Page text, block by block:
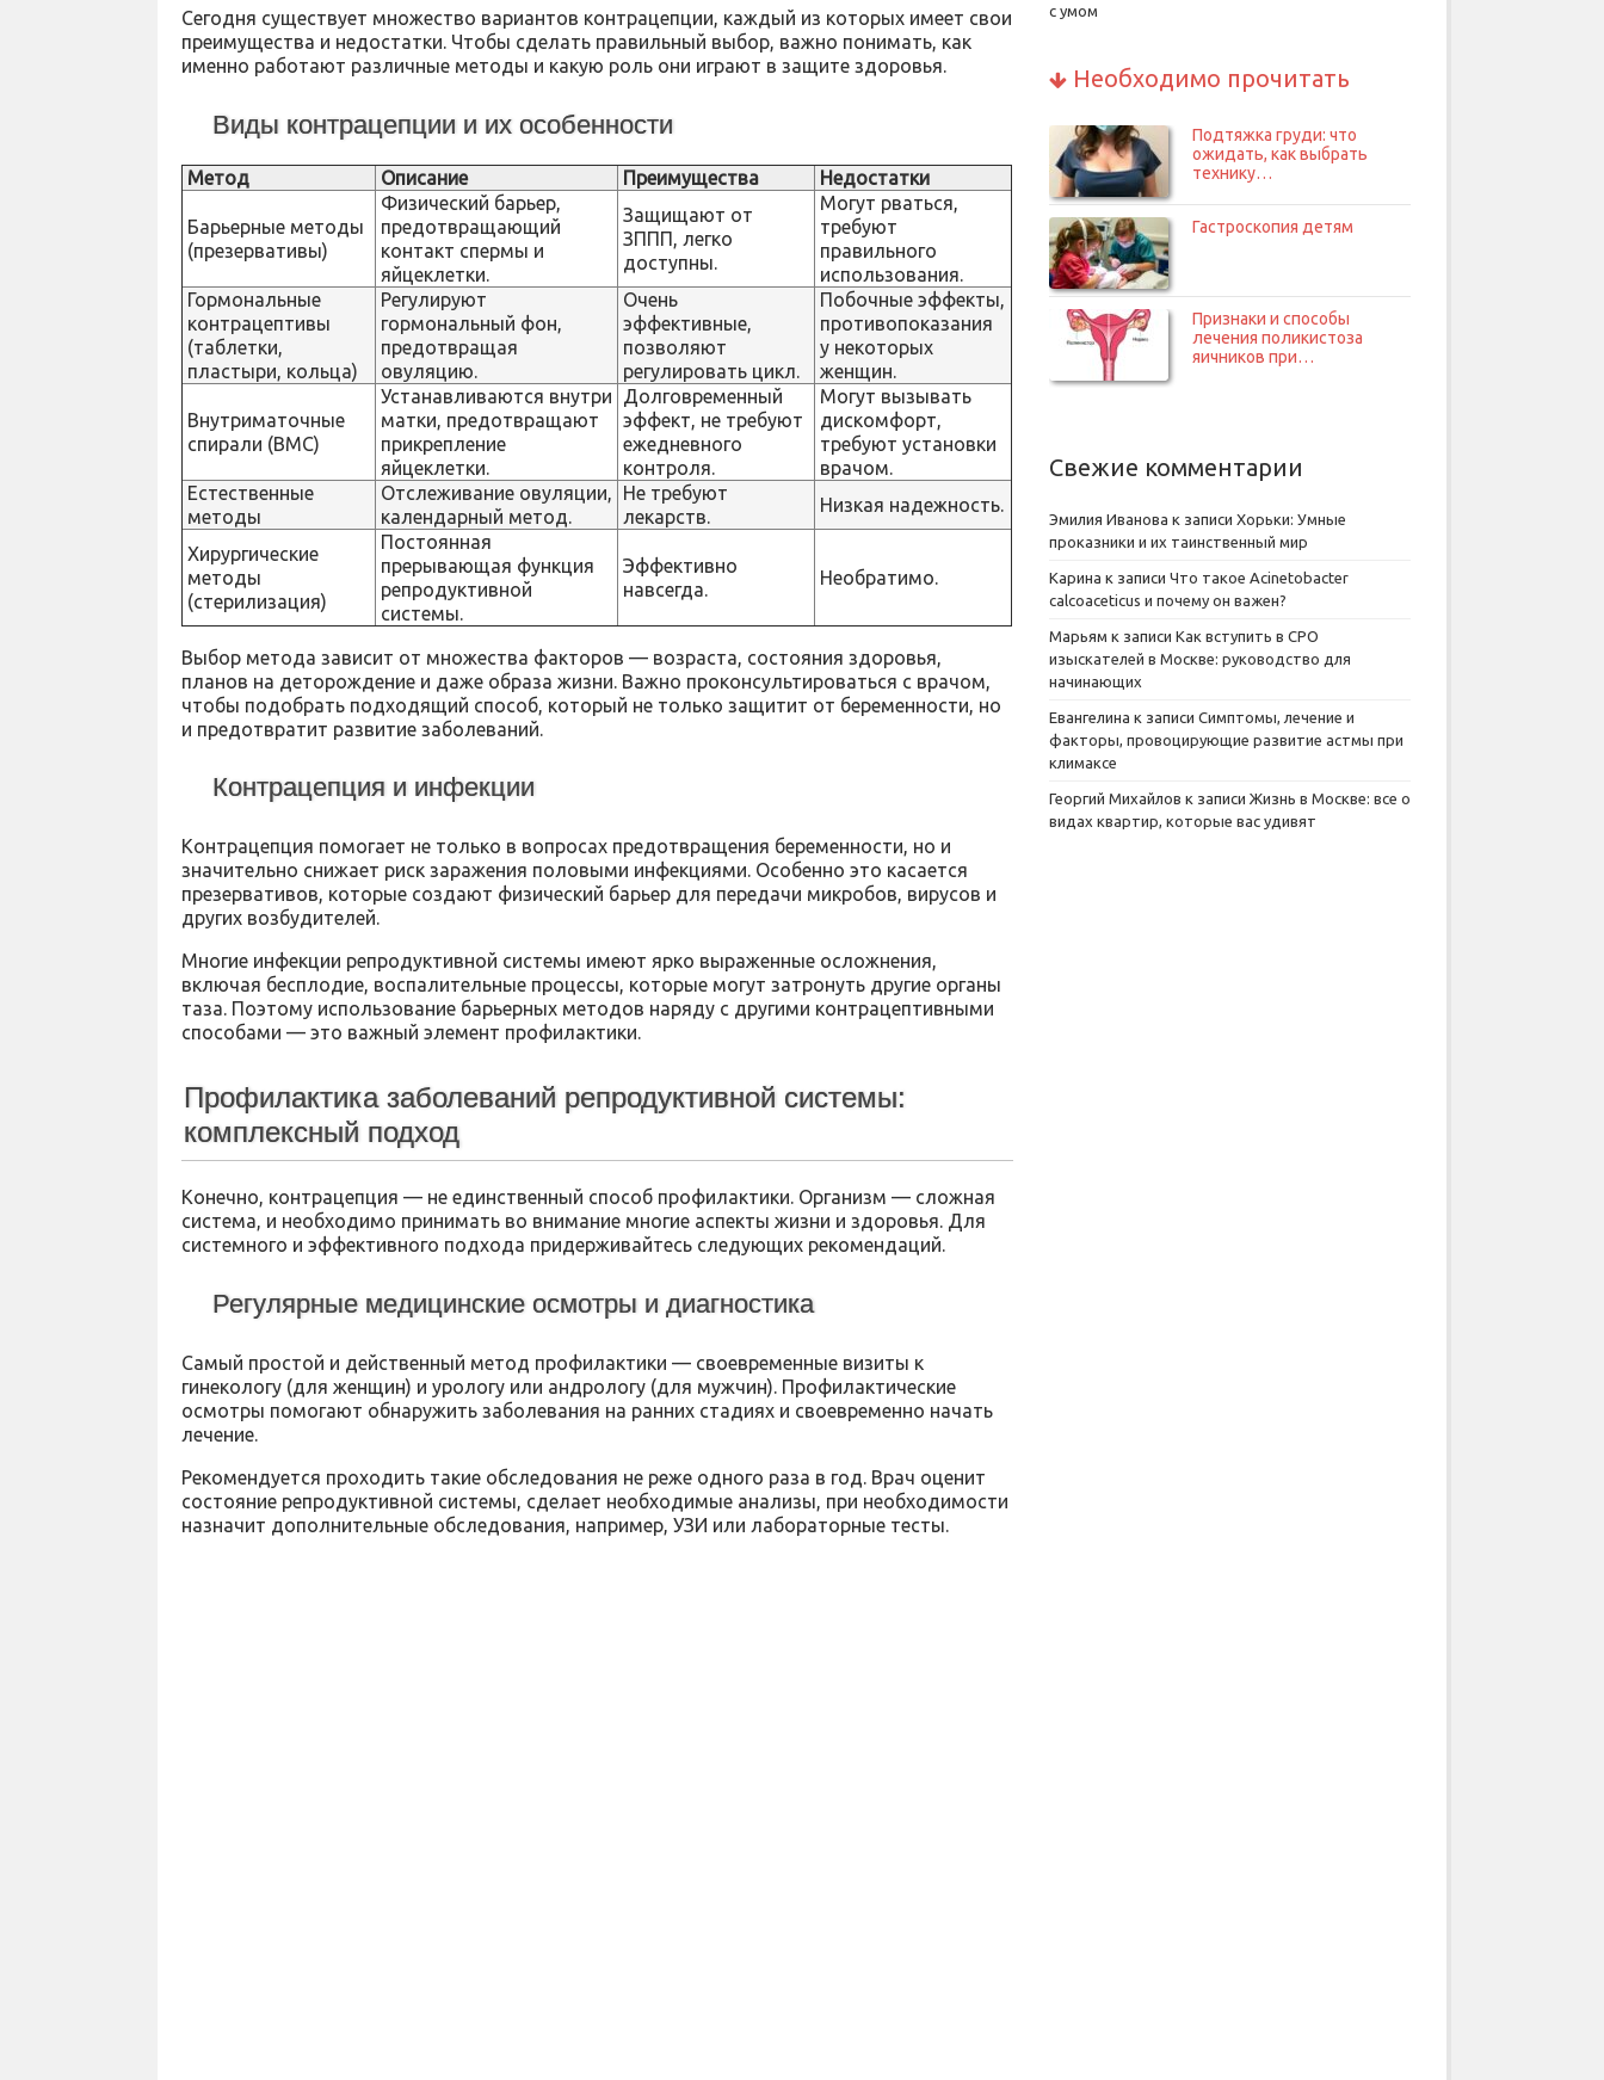
Сегодня существует множество вариантов контрацепции, каждый из которых имеет свои
преимущества и недостатки. Чтобы сделать правильный выбор, важно понимать, как
именно работают различные методы и какую роль они играют в защите здоровья.
Виды контрацепции и их особенности
Метод Описание Преимущества Недостатки
Барьерные методы
(презервативы)
Физический барьер,
предотвращающий
контакт спермы и
яйцеклетки.
Защищают от
ЗППП, легко
доступны.
Могут рваться,
требуют
правильного
использования.
Гормональные
контрацептивы
(таблетки,
пластыри, кольца)
Регулируют
гормональный фон,
предотвращая
овуляцию.
Очень
эффективные,
позволяют
регулировать цикл.
Побочные эффекты,
противопоказания
у некоторых
женщин.
Внутриматочные
спирали (ВМС)
Устанавливаются внутри
матки, предотвращают
прикрепление
яйцеклетки.
Долговременный
эффект, не требуют
ежедневного
контроля.
Могут вызывать
дискомфорт,
требуют установки
врачом.
Естественные
методы
Отслеживание овуляции,
календарный метод.
Не требуют
лекарств.
Низкая надежность.
Хирургические
методы
(стерилизация)
Постоянная
прерывающая функция
репродуктивной
системы.
Эффективно
навсегда.
Необратимо.
Выбор метода зависит от множества факторов — возраста, состояния здоровья,
планов на деторождение и даже образа жизни. Важно проконсультироваться с врачом,
чтобы подобрать подходящий способ, который не только защитит от беременности, но
и предотвратит развитие заболеваний.
Контрацепция и инфекции
Контрацепция помогает не только в вопросах предотвращения беременности, но и
значительно снижает риск заражения половыми инфекциями. Особенно это касается
презервативов, которые создают физический барьер для передачи микробов, вирусов и
других возбудителей.
Многие инфекции репродуктивной системы имеют ярко выраженные осложнения,
включая бесплодие, воспалительные процессы, которые могут затронуть другие органы
таза. Поэтому использование барьерных методов наряду с другими контрацептивными
способами — это важный элемент профилактики.
Профилактика заболеваний репродуктивной системы:
комплексный подход
Конечно, контрацепция — не единственный способ профилактики. Организм — сложная
система, и необходимо принимать во внимание многие аспекты жизни и здоровья. Для
системного и эффективного подхода придерживайтесь следующих рекомендаций.
Регулярные медицинские осмотры и диагностика
Самый простой и действенный метод профилактики — своевременные визиты к
гинекологу (для женщин) и урологу или андрологу (для мужчин). Профилактические
осмотры помогают обнаружить заболевания на ранних стадиях и своевременно начать
лечение.
Рекомендуется проходить такие обследования не реже одного раза в год. Врач оценит
состояние репродуктивной системы, сделает необходимые анализы, при необходимости
назначит дополнительные обследования, например, УЗИ или лабораторные тесты.
с умом
Необходимо прочитать
Подтяжка груди: что
ожидать, как выбрать
технику…
Гастроскопия детям
Признаки и способы
лечения поликистоза
яичников при…
Свежие комментарии
Эмилия Иванова к записи Хорьки: Умные
проказники и их таинственный мир
Карина к записи Что такое Acinetobacter
calcoaceticus и почему он важен?
Марьям к записи Как вступить в СРО
изыскателей в Москве: руководство для
начинающих
Евангелина к записи Симптомы, лечение и
факторы, провоцирующие развитие астмы при
климаксе
Георгий Михайлов к записи Жизнь в Москве: все о
видах квартир, которые вас удивят